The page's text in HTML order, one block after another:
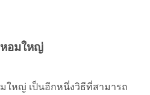
อมใหญ่
หญ่ เป็นอีกหนึ่งวิธีที่สามารถ